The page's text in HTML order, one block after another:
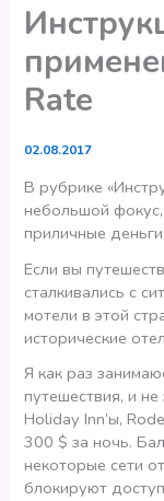
Rate
02.08.2017
В рубрике
небольшой
приличные
Если вы
сталкивались с
мотели в этой
исторические
Я как раз
путешествия, и
Holiday Inn’ы,
300 $ за ночь.
некоторые сети
блокируют